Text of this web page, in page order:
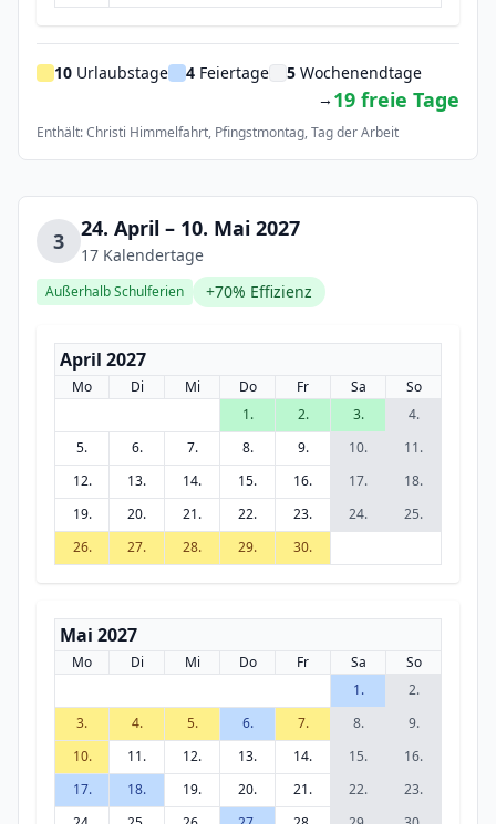
10 Urlaubstage 4 Feiertage 5 Wochenendtage
→ 19 freie Tage
Enthält: Christi Himmelfahrt, Pfingstmontag, Tag der Arbeit
3 24. April – 10. Mai 2027
17 Kalendertage
Außerhalb Schulferien +70% Effizienz
April 2027
Mo Di Mi Do Fr Sa
So
1.
2. 3.
4.
5.
6. 7. 8. 9. 10.
11.
12.
13. 14. 15. 16. 17.
18.
19.
20. 21. 22. 23. 24.
25.
26.
27. 28. 29. 30.
Mai 2027
Mo Di Mi Do Fr Sa
So
1.
2.
3.
4. 5. 6. 7. 8.
9.
10.
11. 12. 13. 14. 15.
16.
17.
18. 19. 20. 21. 22.
23.